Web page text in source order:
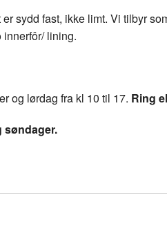
sydd fast, ikke limt. Vi tilbyr
lining.
og lørdag fra kl 10 til 17. Ring
søndager.